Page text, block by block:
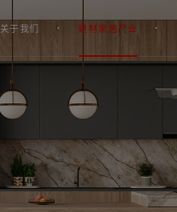
关于我们 建材家居产业